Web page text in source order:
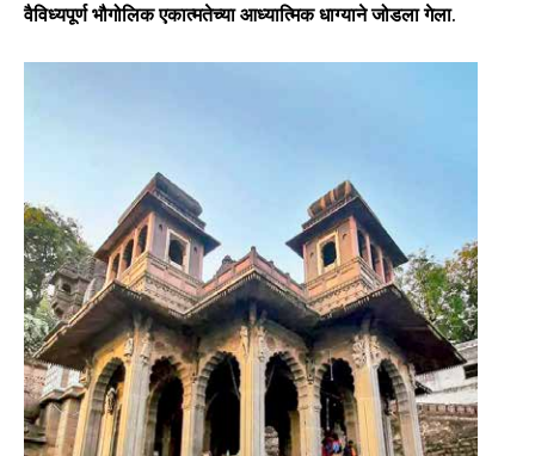
वैविध्यपूर्ण भौगोलिक एकात्मतेच्या आध्यात्मिक धाग्याने जोडला गेला.